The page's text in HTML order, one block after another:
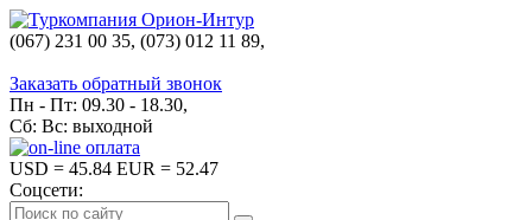
(067) 231 00 35, (073) 012 11 89,
Заказать обратный звонок
Пн - Пт: 09.30 - 18.30,
Сб: Вс: выходной
USD = 45.84 EUR = 52.47
Соцсети: